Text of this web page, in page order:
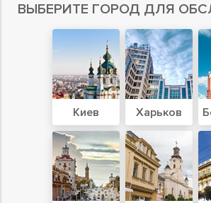
ВЫБЕРИТЕ ГОРОД ДЛЯ
Киев Харьков